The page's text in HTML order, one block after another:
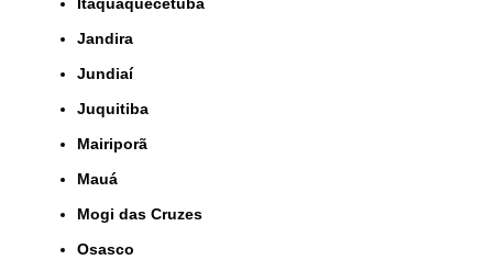
Itaquaquecetuba
Jandira
Jundiaí
Juquitiba
Mairiporã
Mauá
Mogi das Cruzes
Osasco